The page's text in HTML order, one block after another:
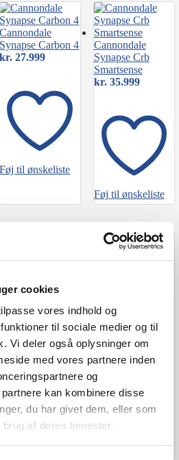
cookies
vores indhold og
til sociale medier og til
Vi deler også oplysninger om
med vores partnere inden
og
kan kombinere disse
du har givet dem, eller som
af deres tjenester.
Cannondale
Synapse Carbon 4
kr. 27.999
Føj til ønskeliste
Cannondale
Synapse Crb
Smartsense
kr.35.999
Føj til ønskeliste
Cannondale
3 GRX
kr.25.999
kr. 25.999.
kr. 20.799
aktuelle
pris
er:
kr. 20.799.
Centurion Basic
Føj til ønskeliste